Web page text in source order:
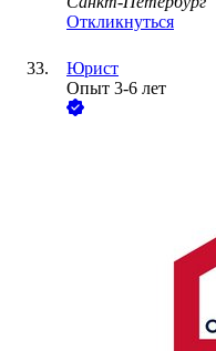
Откликнуться
Юрист
Опыт 3-6 лет